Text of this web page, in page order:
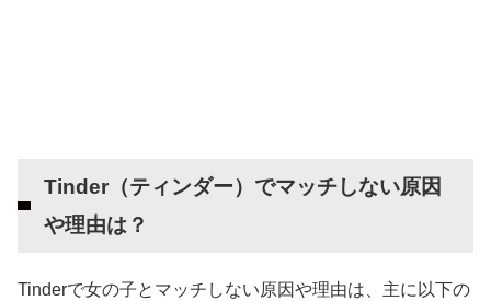
Tinder（ティンダー）でマッチしない原因
や理由は？
Tinderで女の子とマッチしない原因や理由は、主に以下の